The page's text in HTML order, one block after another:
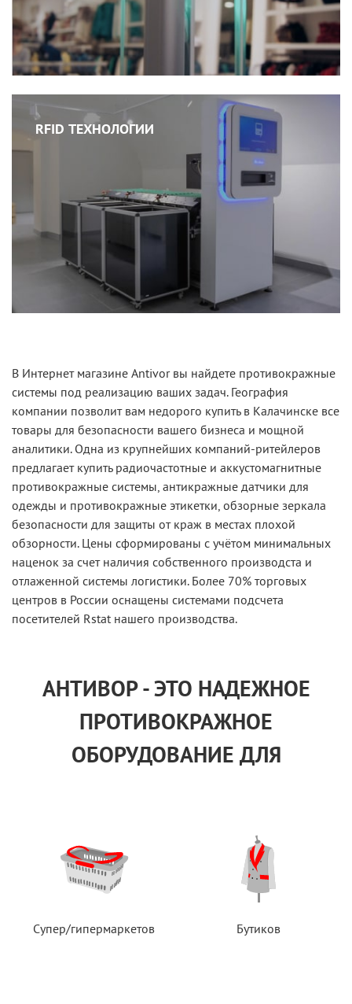
RFID ТЕХНОЛОГИИ
В Интернет магазине Antivor вы найдете противокражные
системы под реализацию ваших задач. География
компании позволит вам недорого купить в Калачинске все
товары для безопасности вашего бизнеса и мощной
аналитики. Одна из крупнейших компаний-ритейлеров
предлагает купить радиочастотные и аккустомагнитные
противокражные системы, антикражные датчики для
одежды и противокражные этикетки, обзорные зеркала
безопасности для защиты от краж в местах плохой
обзорности. Цены сформированы с учётом минимальных
наценок за счет наличия собственного производста и
отлаженной системы логистики. Более 70% торговых
центров в России оснащены системами подсчета
посетителей Rstat нашего производства.
АНТИВОР - ЭТО НАДЕЖНОЕ
ПРОТИВОКРАЖНОЕ
ОБОРУДОВАНИЕ ДЛЯ
Супер/гипермаркетов Бутиков